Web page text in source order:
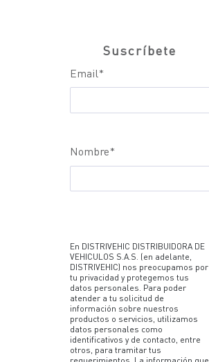
Suscríbete
Email*
Nombre*
En DISTRIVEHIC DISTRIBUIDORA DE
VEHICULOS S.A.S. (en adelante,
DISTRIVEHIC) nos preocupamos por
tu privacidad y protegemos tus
datos personales. Para poder
atender a tu solicitud de
información sobre nuestros
productos o servicios, utilizamos
datos personales como
identificativos y de contacto, entre
otros, para tramitar tus